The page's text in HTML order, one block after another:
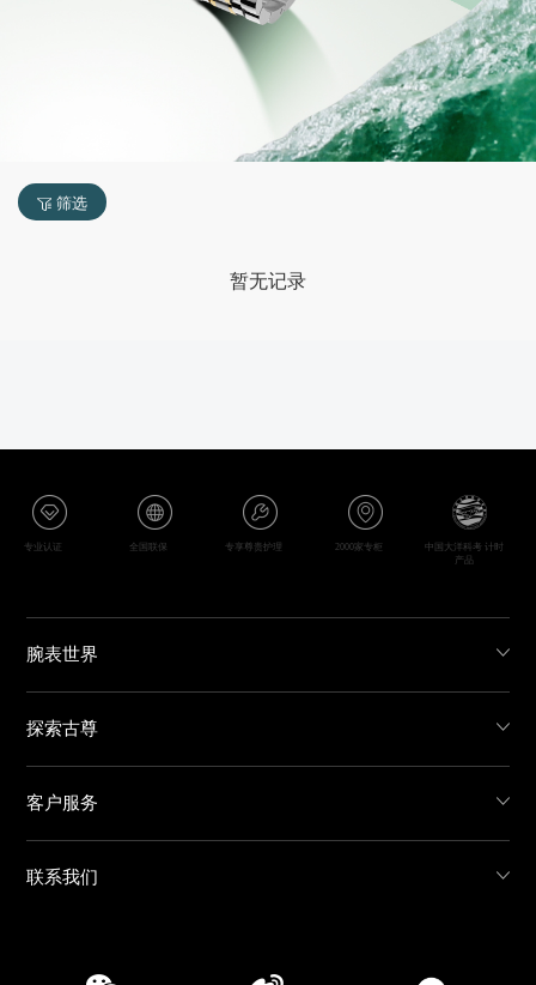
筛选
暂无记录
专业认证 全国联保 专享尊贵护理 2000家专柜
中国大洋科考 计时
产品
腕表世界
探索古尊
客户服务
联系我们